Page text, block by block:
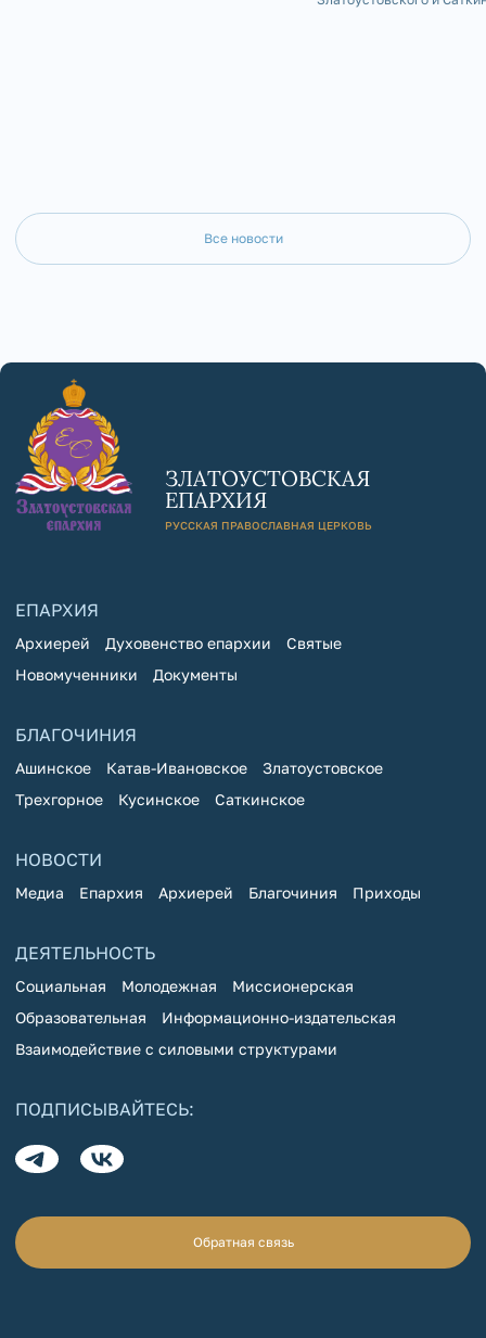
Все новости
ЗЛАТОУСТОВСКАЯ
ЕПАРХИЯ
РУССКАЯ ПРАВОСЛАВНАЯ ЦЕРКОВЬ
ЕПАРХИЯ
Архиерей Духовенство епархии
Святые
Новомученники
Документы
БЛАГОЧИНИЯ
Ашинское Катав-Ивановское
Златоустовское
Трехгорное
Кусинское Саткинское
НОВОСТИ
Медиа Епархия Архиерей Благочиния Приходы
ДЕЯТЕЛЬНОСТЬ
Социальная Молодежная
Миссионерская
Образовательная
Информационно-издательская
Взаимодействие с силовыми структурами
ПОДПИСЫВАЙТЕСЬ:
Обратная связь